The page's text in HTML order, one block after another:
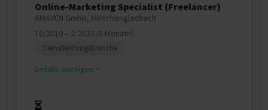
Online-Marketing Specialist (Freelancer)
AMAVEN GmbH, Mönchengladbach
10/2019 – 2/2020 (5 Monate)
Dienstleistungsbranche
Details anzeigen